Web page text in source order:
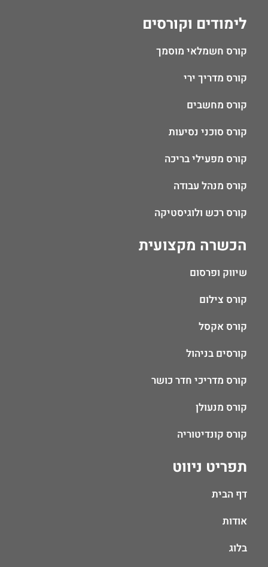
תפריט ניווט
דף הבית
אודות
בלוג
הכשרה מקצועית
שיווק ופרסום
קורס צילום
קורס אקסל
קורסים בניהול
קורס מדריכי חדר כושר
קורס מנעולן
קורס קונדיטוריה
לימודים וקורסים
קורס חשמלאי מוסמך
קורס מדריך ירי
קורס מחשבים
קורס סוכני נסיעות
קורס מפעילי בריכה
קורס מנהל עבודה
קורס רכש ולוגיסטיקה